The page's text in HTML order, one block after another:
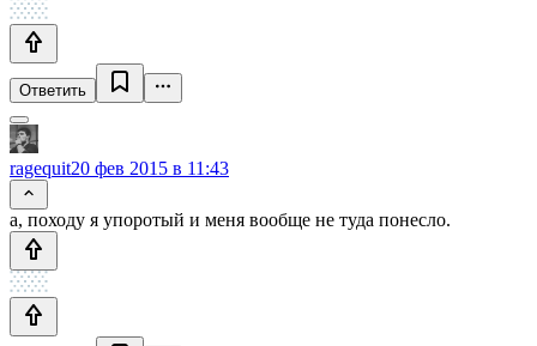
Ответить
ragequit20 фев 2015 в 11:43
а, походу я упоротый и меня вообще не туда понесло.